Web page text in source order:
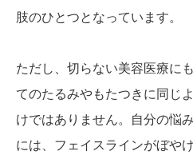
肢のひとつとなっています。
ただし、切らない美容医療に
てのたるみやもたつきに同じ
けではありません。自分の悩
には、フェイスラインがぼや